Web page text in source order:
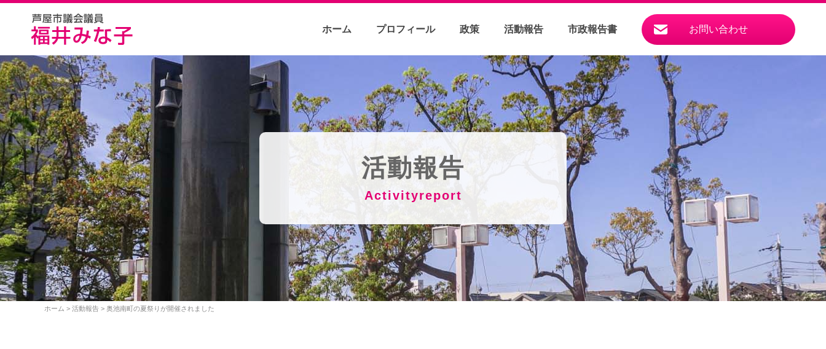
ホーム プロフィール 政策 活動報告 市政報告書 お問い合わせ
活動報告
Activityreport
ホーム > 活動報告 > 奥池南町の夏祭りが開催されました